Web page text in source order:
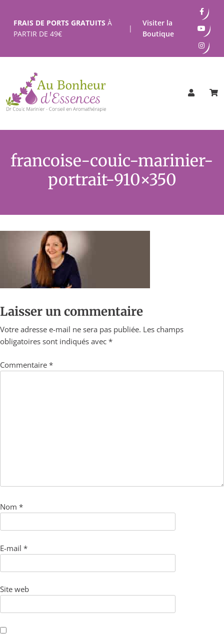
contenu
FRAIS DE PORTS GRATUITS À
PARTIR DE 49€
|
Visiter la
Boutique
francoise-couic-marinier-
portrait-910×350
Laisser un commentaire
Votre adresse e-mail ne sera pas publiée. Les champs
obligatoires sont indiqués avec *
Commentaire *
Nom *
E-mail *
Site web